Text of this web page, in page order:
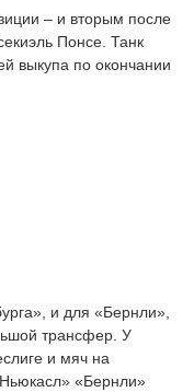
– и вторым после
Понсе. Танк
выкупа по окончании
и для «Бернли»,
трансфер. У
и мяч на
«Бернли»